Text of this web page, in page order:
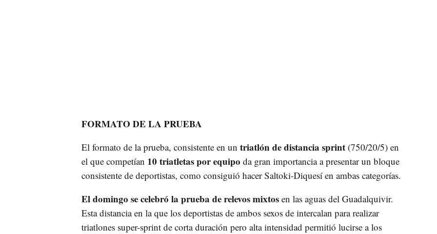
FORMATO DE LA PRUEBA
El formato de la prueba, consistente en un triatlón de distancia sprint(750/20/5) en
el que competían 10 triatletas por equipo da gran importancia a presentar un bloque
consistente de deportistas, como consiguió hacer Saltoki-Diquesí en ambas categorías.
El domingo se celebró la prueba de relevos mixtosen las aguas del Guadalquivir.
Esta distancia en la que los deportistas de ambos sexos de intercalan para realizar
triatlones super-sprint de corta duración pero alta intensidad permitió lucirse a los